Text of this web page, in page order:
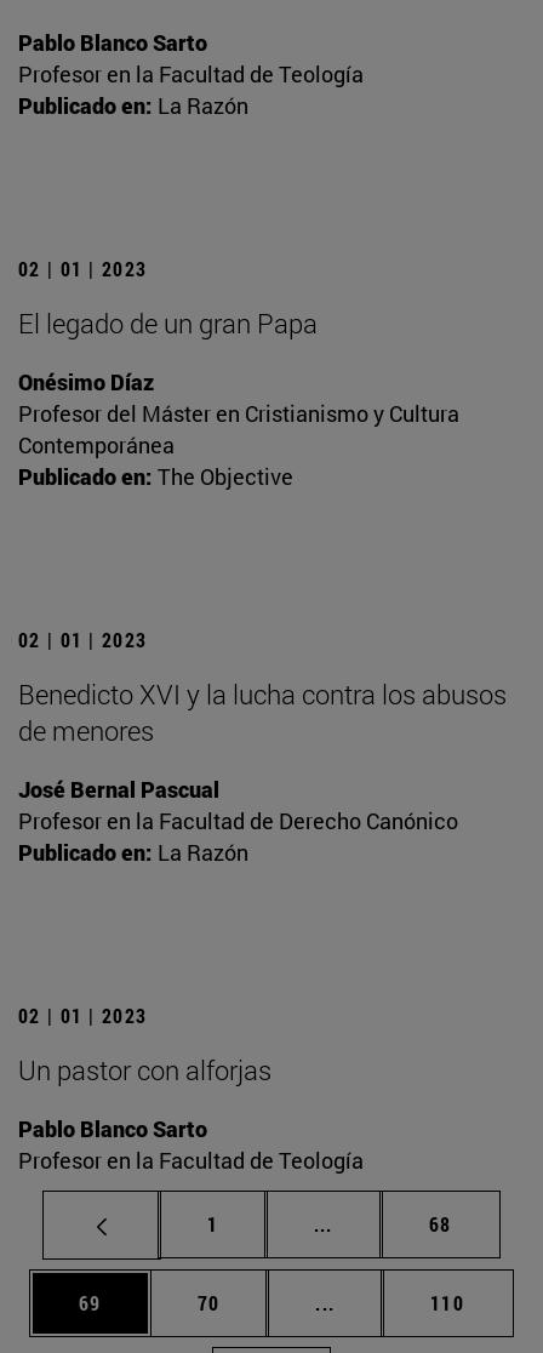
Pablo Blanco Sarto
Profesor en la Facultad de Teología
Publicado en: La Razón
02 | 01 | 2023
El legado de un gran Papa
Onésimo Díaz
Profesor del Máster en Cristianismo y Cultura
Contemporánea
Publicado en: The Objective
02 | 01 | 2023
Benedicto XVI y la lucha contra los abusos
de menores
José Bernal Pascual
Profesor en la Facultad de Derecho Canónico
Publicado en: La Razón
02 | 01 | 2023
Un pastor con alforjas
Pablo Blanco Sarto
Profesor en la Facultad de Teología
Página
1 ... Páginas intermedias
Página
68
Página
69 Página
70 ... Páginas intermedias
Página
110